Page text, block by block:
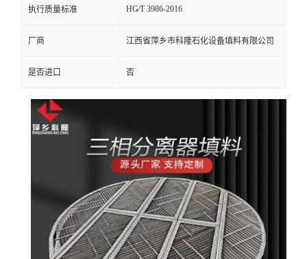
执行质量标准 HG∕T 3986-2016
厂商 江西省萍乡市科隆石化设备填料有限公司
是否进口 否